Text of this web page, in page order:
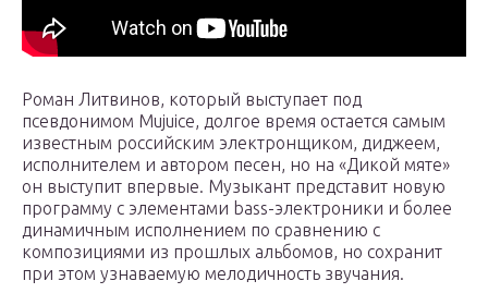
Роман Литвинов, который выступает под
псевдонимом Mujuice, долгое время остается самым
известным российским электронщиком, диджеем,
исполнителем и автором песен, но на «Дикой мяте»
он выступит впервые. Музыкант представит новую
программу с элементами bass-электроники и более
динамичным исполнением по сравнению с
композициями из прошлых альбомов, но сохранит
при этом узнаваемую мелодичность звучания.